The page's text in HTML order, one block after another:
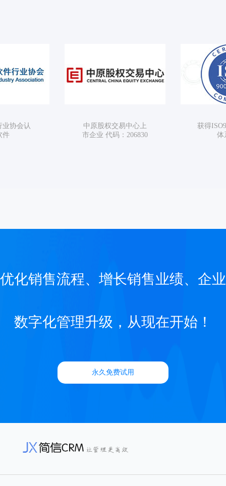
协会认
中原股权交易中心上
市企业 代码：206830
获得
体
优化销售流程、增长销售业绩、企业
数字化管理升级，从现在开始！
永久免费试用